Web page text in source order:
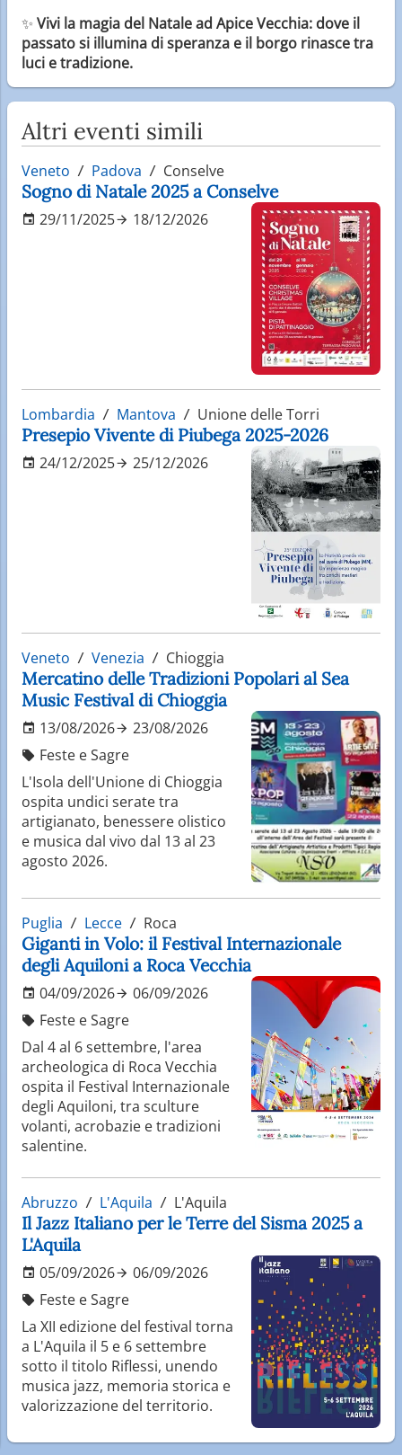
✨ Vivi la magia del Natale ad Apice Vecchia: dove il
passato si illumina di speranza e il borgo rinasce tra
luci e tradizione.
Altri eventi simili
Veneto Padova Conselve
Sogno di Natale 2025 a Conselve
29/11/2025 18/12/2026
Lombardia Mantova Unione delle Torri
Presepio Vivente di Piubega 2025-2026
24/12/2025 25/12/2026
Veneto Venezia Chioggia
Mercatino delle Tradizioni Popolari al Sea
Music Festival di Chioggia
13/08/2026
23/08/2026
Feste e Sagre
L'Isola dell'Unione di Chioggia
ospita undici serate tra
artigianato, benessere olistico
e musica dal vivo dal 13 al 23
agosto 2026.
Puglia Lecce Roca
Giganti in Volo: il Festival Internazionale
degli Aquiloni a Roca Vecchia
04/09/2026
06/09/2026
Feste e Sagre
Dal 4 al 6 settembre, l'area
archeologica di Roca Vecchia
ospita il Festival Internazionale
degli Aquiloni, tra sculture
volanti, acrobazie e tradizioni
salentine.
Abruzzo L'Aquila L'Aquila
Il Jazz Italiano per le Terre del Sisma 2025 a
L'Aquila
05/09/2026
06/09/2026
Feste e Sagre
La XII edizione del festival torna
a L'Aquila il 5 e 6 settembre
sotto il titolo Riflessi, unendo
musica jazz, memoria storica e
valorizzazione del territorio.